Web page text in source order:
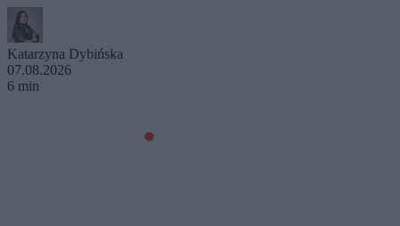
Katarzyna Dybińska
07.08.2026
6 min